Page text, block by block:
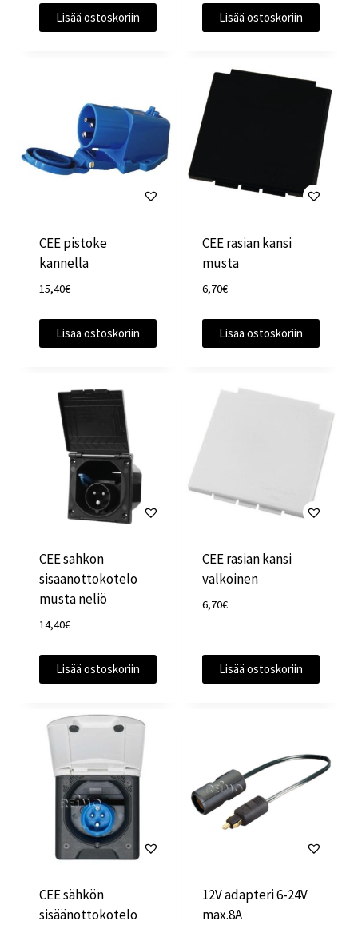
Lisää ostoskoriin Lisää ostoskoriin
CEE pistoke
kannella
15,40€
Lisää ostoskoriin
CEE rasian kansi
musta
6,70€
Lisää ostoskoriin
CEE sahkon
sisaanottokotelo
musta neliö
14,40€
Lisää ostoskoriin
CEE rasian kansi
valkoinen
6,70€
Lisää ostoskoriin
CEE sähkön
sisäänottokotelo
12V adapteri 6-24V
max.8A